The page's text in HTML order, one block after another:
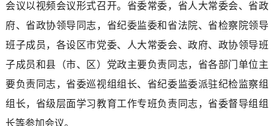
会议以视频会议形式召开。省委常委，省人大常委会、省政
府、省政协领导同志，省纪委监委和省法院、省检察院领导
班子成员，各设区市党委、人大常委会、政府、政协领导班
子成员和县（市、区）党政主要负责同志，省各部门单位主
要负责同志，省委巡视组组长、省纪委监委派驻纪检监察组
组长，省级层面学习教育工作专班负责同志，省委督导组组
长等参加会议。